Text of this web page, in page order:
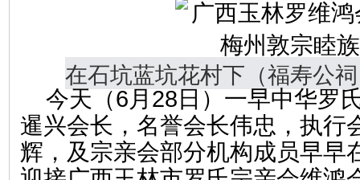
在石坑蓝坑花村下（福寿公
今天（6月28日）一早中华罗
暹兴会长，名誉会长伟忠，执行
辉，及宗亲会部分机构成员早早